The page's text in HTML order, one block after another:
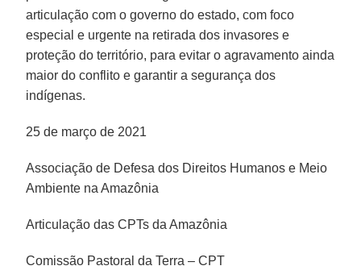
articulação com o governo do estado, com foco
especial e urgente na retirada dos invasores e
proteção do território, para evitar o agravamento ainda
maior do conflito e garantir a segurança dos
indígenas.
25 de março de 2021
Associação de Defesa dos Direitos Humanos e Meio
Ambiente na Amazônia
Articulação das CPTs da Amazônia
Comissão Pastoral da Terra – CPT